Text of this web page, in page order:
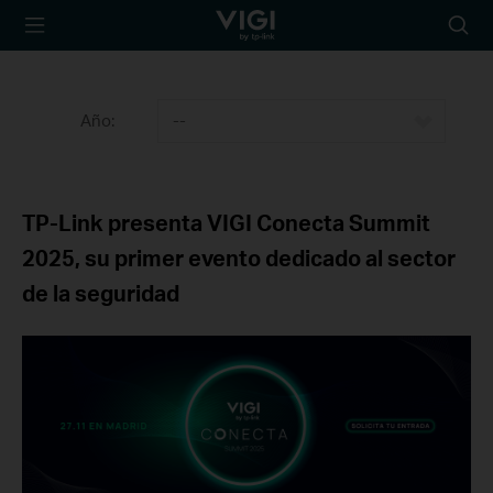
TP-Link, Reliably
Año: --
TP-Link presenta VIGI Conecta Summit
2025, su primer evento dedicado al sector
de la seguridad